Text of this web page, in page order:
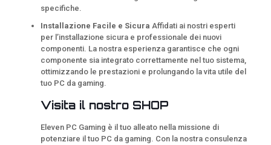
specifiche.
Installazione Facile e Sicura Affidati ai nostri esperti
per l’installazione sicura e professionale dei nuovi
componenti. La nostra esperienza garantisce che ogni
componente sia integrato correttamente nel tuo sistema,
ottimizzando le prestazioni e prolungando la vita utile del
tuo PC da gaming.
Visita il nostro SHOP
Eleven PC Gaming è il tuo alleato nella missione di
potenziare il tuo PC da gaming. Con la nostra consulenza